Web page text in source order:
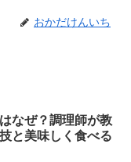
おかだけんいち
なぜ？調理師が教
と美味しく食べる